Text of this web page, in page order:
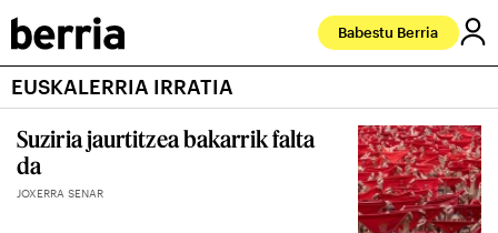
Babestu Berria
EUSKALERRIA IRRATIA
Suziria jaurtitzea bakarrik falta
da
JOXERRA SENAR